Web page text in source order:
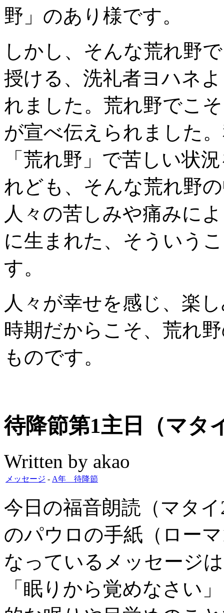
野」のあり様です。
しかし、そんな荒れ野
授ける、洗礼者ヨハネ
れました。荒れ野でこ
が宣べ伝えられました
「荒れ野」で苦しい状
れども、そんな荒れ野
人々の苦しみや痛みに
に生まれた、そういう
す。
人々が幸せを感じ、楽
時期だからこそ、荒れ
ものです。
待降節第1主日（マタ
Written by akao
メッセージ - A年 待降節
今日の福音朗読（マタ
のパウロの手紙（ロー
なっているメッセージ
「眠りから覚めなさい